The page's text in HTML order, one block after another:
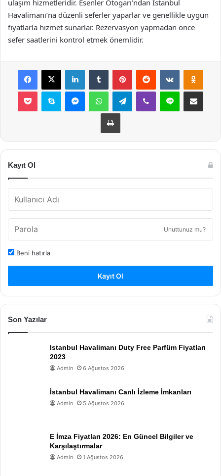
ulaşım hizmetleridir. Esenler Otogarı’ndan İstanbul
Havalimanı’na düzenli seferler yaparlar ve genellikle uygun
fiyatlarla hizmet sunarlar. Rezervasyon yapmadan önce
sefer saatlerini kontrol etmek önemlidir.
Facebook
X LinkedInTumblr PinterestReddit VKontakte
Pocket Skype MessengerWhatsAppTelegramViber Line E-Posta ile
Yazdır
Kayıt Ol
Unuttunuz mu?
Beni hatırla
Kayıt Ol
Son Yazılar
Istanbul Havalimanı Duty Free Parfüm Fiyatları
2023
Admin 6 Ağustos 2026
İstanbul Havalimanı Canlı İzleme İmkanları
Admin 5 Ağustos 2026
E İmza Fiyatları 2026: En Güncel Bilgiler ve
Karşılaştırmalar
Admin 1 Ağustos 2026